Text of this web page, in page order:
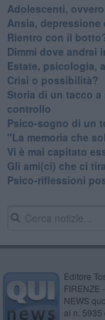
Adolescenti,
Ansia, depressione
​Rientro con il
Dimmi dove andrai
​Estate, psicologia,
​Crisi o possibilità?
​Storia di un tacco
controllo
​Psico-sogno di un
"La memoria che
​Vi è mai capitato
​Gli ami(ci) che ci
Psico-riflessioni
Editore
FIRENZE
NEWS
al n. 5935